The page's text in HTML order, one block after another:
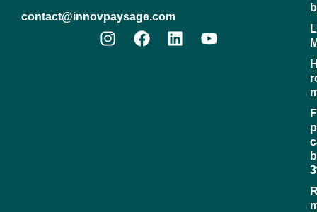
contact@innovpaysage.com